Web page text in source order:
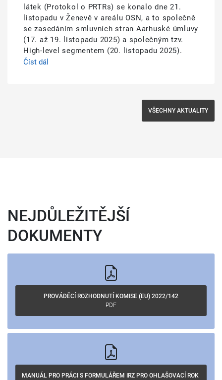
látek (Protokol o PRTRs) se konalo dne 21.
listopadu v Ženevě v areálu OSN, a to společně
se zasedáním smluvních stran Aarhuské úmluvy
(17. až 19. listopadu 2025) a společným tzv.
High-level segmentem (20. listopadu 2025).
Číst dál
VŠECHNY AKTUALITY
NEJDŮLEŽITĚJŠÍ
DOKUMENTY
PROVÁDĚCÍ ROZHODNUTÍ KOMISE (EU)
PDF
MANUÁL PRO PRÁCI S FORMULÁŘEM IRZ PRO OHLAŠOVACÍ ROK